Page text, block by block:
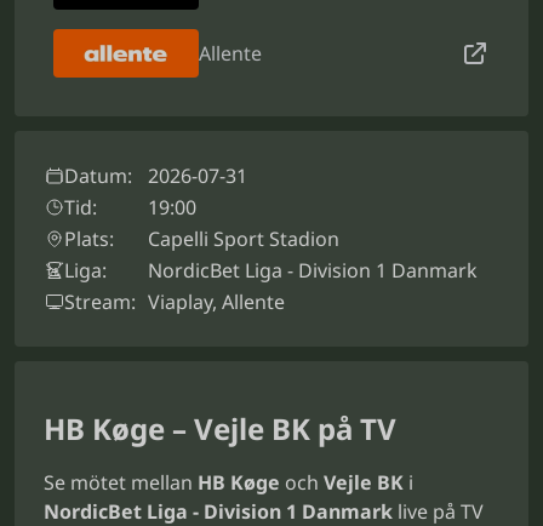
Allente
Datum:
2026-07-31
Tid:
19:00
Plats:
Capelli Sport Stadion
Liga:
NordicBet Liga - Division 1 Danmark
Stream: Viaplay, Allente
HB Køge – Vejle BK på TV
Se mötet mellan HB Køge och Vejle BK i
NordicBet Liga - Division 1 Danmark live på TV